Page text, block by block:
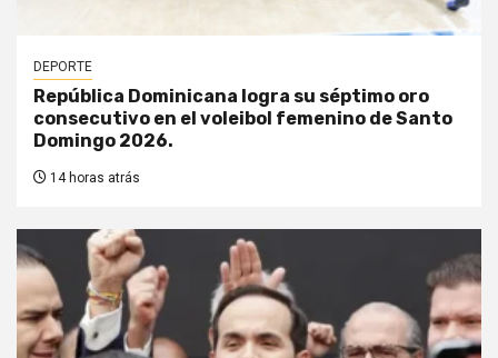
DEPORTE
República Dominicana logra su séptimo oro
consecutivo en el voleibol femenino de Santo
Domingo 2026.
14 horas atrás